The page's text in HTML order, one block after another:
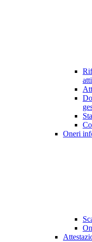
Oneri